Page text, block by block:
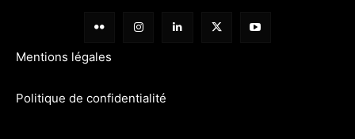
Mentions légales
Politique de confidentialité